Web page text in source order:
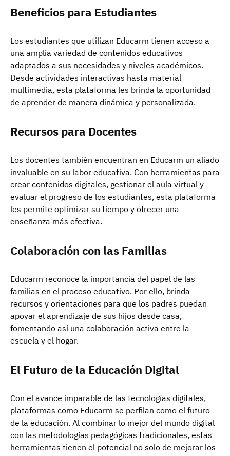
Beneficios para Estudiantes
Los estudiantes que utilizan Educarm tienen acceso a
una amplia variedad de contenidos educativos
adaptados a sus necesidades y niveles académicos.
Desde actividades interactivas hasta material
multimedia, esta plataforma les brinda la oportunidad
de aprender de manera dinámica y personalizada.
Recursos para Docentes
Los docentes también encuentran en Educarm un aliado
invaluable en su labor educativa. Con herramientas para
crear contenidos digitales, gestionar el aula virtual y
evaluar el progreso de los estudiantes, esta plataforma
les permite optimizar su tiempo y ofrecer una
enseñanza más efectiva.
Colaboración con las Familias
Educarm reconoce la importancia del papel de las
familias en el proceso educativo. Por ello, brinda
recursos y orientaciones para que los padres puedan
apoyar el aprendizaje de sus hijos desde casa,
fomentando así una colaboración activa entre la
escuela y el hogar.
El Futuro de la Educación Digital
Con el avance imparable de las tecnologías digitales,
plataformas como Educarm se perfilan como el futuro
de la educación. Al combinar lo mejor del mundo digital
con las metodologías pedagógicas tradicionales, estas
herramientas tienen el potencial no solo de mejorar los